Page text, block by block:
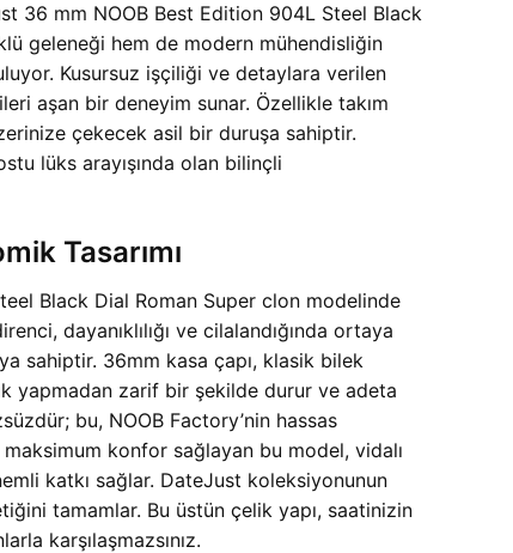
36 mm NOOB Best Edition 904L Steel Black
geleneği hem de modern mühendisliğin
Kusursuz işçiliği ve detaylara verilen
aşan bir deneyim sunar. Özellikle takım
çekecek asil bir duruşa sahiptir.
lüks arayışında olan bilinçli
Tasarımı
Black Dial Roman Super clon modelinde
dayanıklılığı ve cilalandığında ortaya
sahiptir. 36mm kasa çapı, klasik bilek
yapmadan zarif bir şekilde durur ve adeta
bu, NOOB Factory’nin hassas
konfor sağlayan bu model, vidalı
katkı sağlar. DateJust koleksiyonunun
tamamlar. Bu üstün çelik yapı, saatinizin
karşılaşmazsınız.